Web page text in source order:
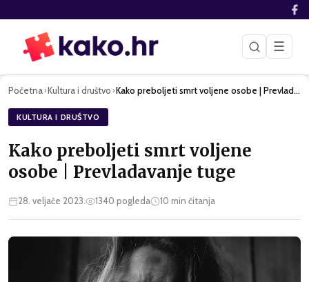
☰
Početna›Kultura i društvo › Kako preboljeti smrt voljene osobe | Prevladavanje tuge
KULTURA I DRUŠTVO
Kako preboljeti smrt voljene
osobe | Prevladavanje tuge
28. veljače 2023. 1340 pogleda 10 min čitanja